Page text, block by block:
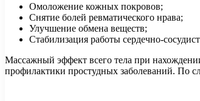
Омоложение кожных покровов;
Снятие болей ревматического нрава;
Улучшение обмена веществ;
Стабилизация работы сердечно-
Массажный эффект всего тела при
профилактики простудных заболеваний. По